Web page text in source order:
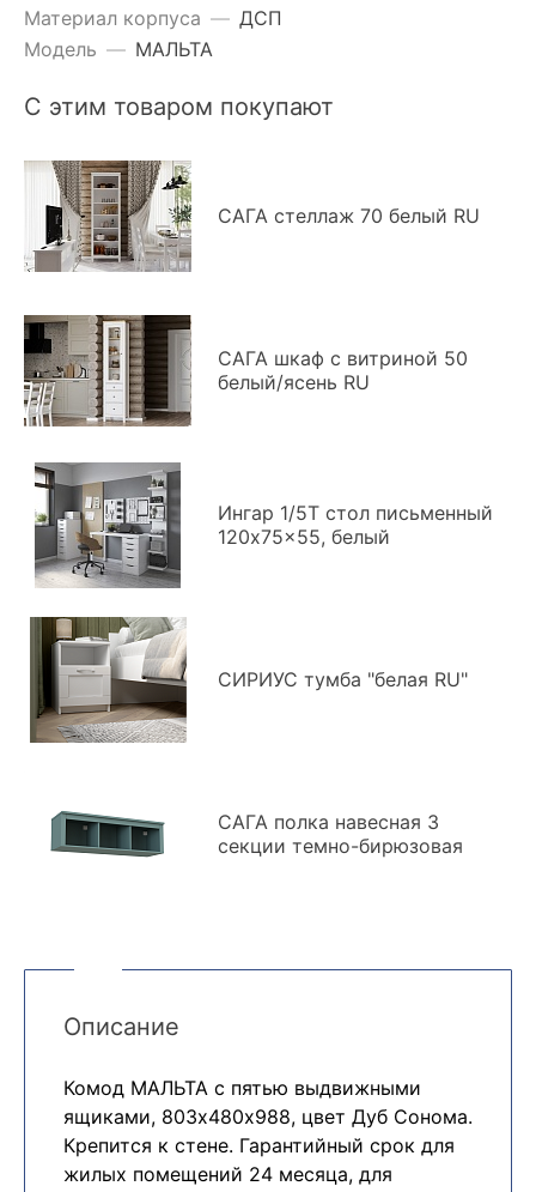
Материал корпуса — ДСП
Модель — МАЛЬТА
С этим товаром покупают
САГА стеллаж 70 белый RU
САГА шкаф с витриной 50
белый/ясень RU
Ингар 1/5Т стол письменный
120x75x55, белый
СИРИУС тумба "белая RU"
САГА полка навесная 3
секции темно-бирюзовая
Описание
Комод МАЛЬТА с пятью выдвижными
ящиками, 803х480х988, цвет Дуб Сонома.
Крепится к стене. Гарантийный срок для
жилых помещений 24 месяца, для